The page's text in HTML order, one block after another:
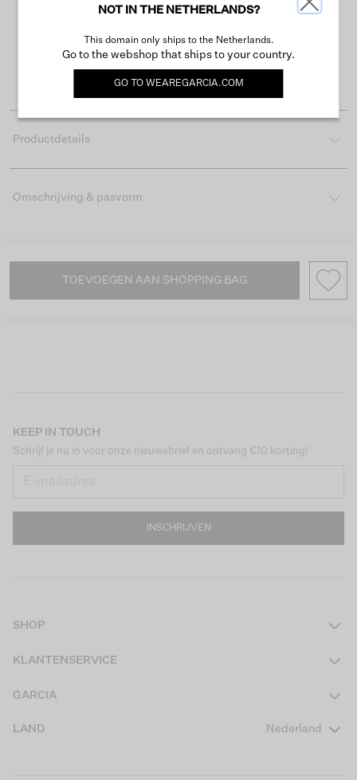
Levertijd 2-3 werkdagen
Gemakkelijk retourneren binnen 30 dagen
Productdetails
Omschrijving & pasvorm
TOEVOEGEN AAN SHOPPING BAG
KEEP IN TOUCH
Schrijf je nu in voor onze nieuwsbrief en ontvang €10 korting!
INSCHRIJVEN
SHOP
Boys Teens
KLANTENSERVICE
GARCIA
LAND Nederland
NOT IN THE NETHERLANDS?
This domain only ships to the Netherlands.
Go to the webshop that ships to your country.
GO TO WEAREGARCIA.COM